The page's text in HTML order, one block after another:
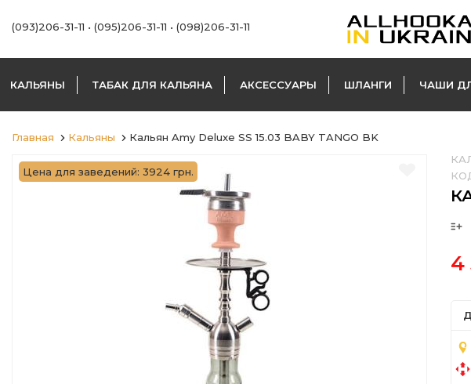
(093)206-31-11 • (095)206-31-11 • (098)206-31-11
КАЛЬЯНЫ ТАБАК ДЛЯ КАЛЬЯНА АКСЕССУАРЫ ШЛАНГИ ЧАШИ
Главная Кальяны Кальян Amy Deluxe SS 15.03 BABY TANGO BK
Цена для заведений: 3924 грн.
4